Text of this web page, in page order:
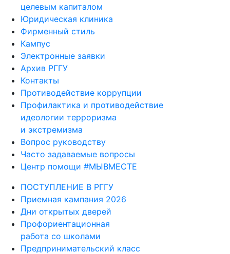
целевым капиталом
Юридическая клиника
Фирменный стиль
Кампус
Электронные заявки
Архив РГГУ
Контакты
Противодействие коррупции
Профилактика и противодействие
идеологии терроризма
и экстремизма
Вопрос руководству
Часто задаваемые вопросы
Центр помощи #МЫВМЕСТЕ
ПОСТУПЛЕНИЕ В РГГУ
Приемная кампания 2026
Дни открытых дверей
Профориентационная
работа со школами
Предпринимательский класс